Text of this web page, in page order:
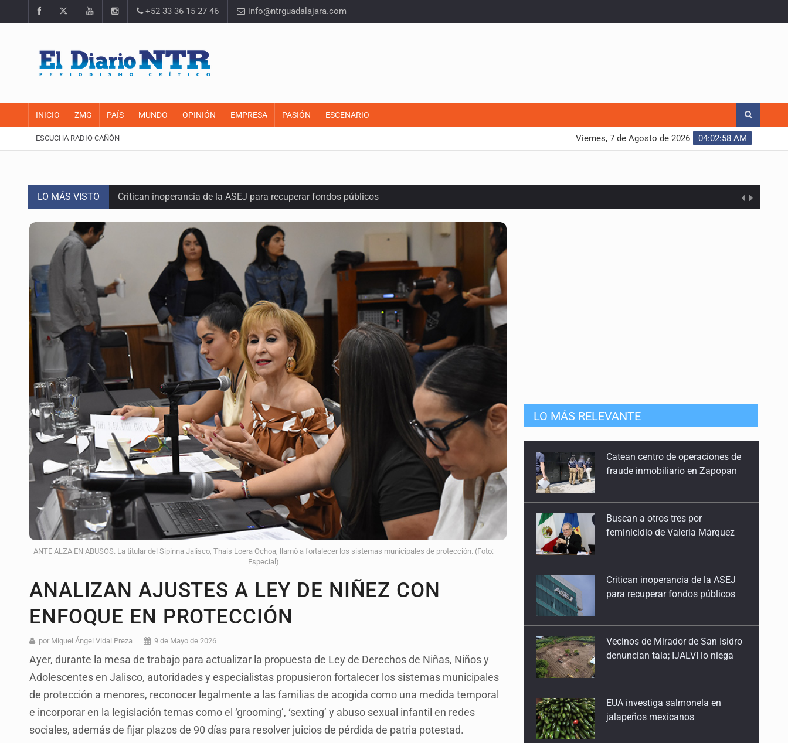
+52 33 36 15 27 46 info@ntrguadalajara.com
INICIO ZMG PAÍS MUNDO OPINIÓN EMPRESA PASIÓN ESCENARIO
ESCUCHA RADIO CAÑÓN 04:02:59 AM
Viernes, 7 de Agosto de 2026
LO MÁS VISTO Critican inoperancia de la ASEJ para recuperar fondos públicos
Catean centro de operaciones de fraude inmobiliario en Zapopan
Ex policía es detenido por agresión y amenzas contra su pareja
Vecinos de Mirador de San Isidro denuncian tala; IJALVI lo niega
Reporta 627 acciones tras inundación en Balcones de Oblatos
Fiscalía continúa búsqueda de Ricardo Cabezas Talavera
Proponen consulta popular por desarrollo de vivienda en Mirador de San Isidro
Buscan a otros tres por feminicidio de Valeria Márquez
Fiscalías, SIAPA y transporte, entre los asuntos pendientes del Congreso
Que el IPEJAL encabece la lista de deudores en Jalisco es un “foco rojo” de gran magnitud: Economista
ANTE ALZA EN ABUSOS. La titular del Sipinna Jalisco, Thais Loera Ochoa, llamó a fortalecer los sistemas municipales de protección. (Foto:
Especial)
ANALIZAN AJUSTES A LEY DE NIÑEZ CON
ENFOQUE EN PROTECCIÓN
por Miguel Ángel Vidal Preza 9 de Mayo de 2026
Ayer, durante la mesa de trabajo para actualizar la propuesta de Ley de Derechos de Niñas, Niños y
Adolescentes en Jalisco, autoridades y especialistas propusieron fortalecer los sistemas municipales
de protección a menores, reconocer legalmente a las familias de acogida como una medida temporal
e incorporar en la legislación temas como el ‘grooming’, ‘sexting’ y abuso sexual infantil en redes
sociales, además de fijar plazos de 90 días para resolver juicios de pérdida de patria potestad.
LO MÁS RELEVANTE
Catean centro de operaciones de
fraude inmobiliario en Zapopan
Buscan a otros tres por
feminicidio de Valeria Márquez
Critican inoperancia de la ASEJ
para recuperar fondos públicos
Vecinos de Mirador de San Isidro
denuncian tala; IJALVI lo niega
EUA investiga salmonela en
jalapeños mexicanos